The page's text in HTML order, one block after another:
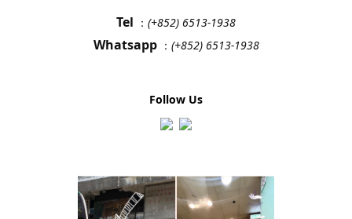
Tel ： (+852) 6513-1938
Whatsapp ： (+852) 6513-1938
Follow Us